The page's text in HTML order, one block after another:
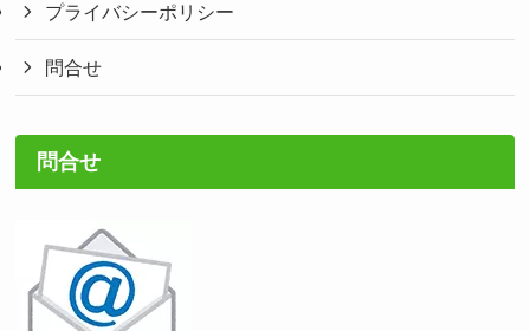
プライバシーポリシー
問合せ
問合せ